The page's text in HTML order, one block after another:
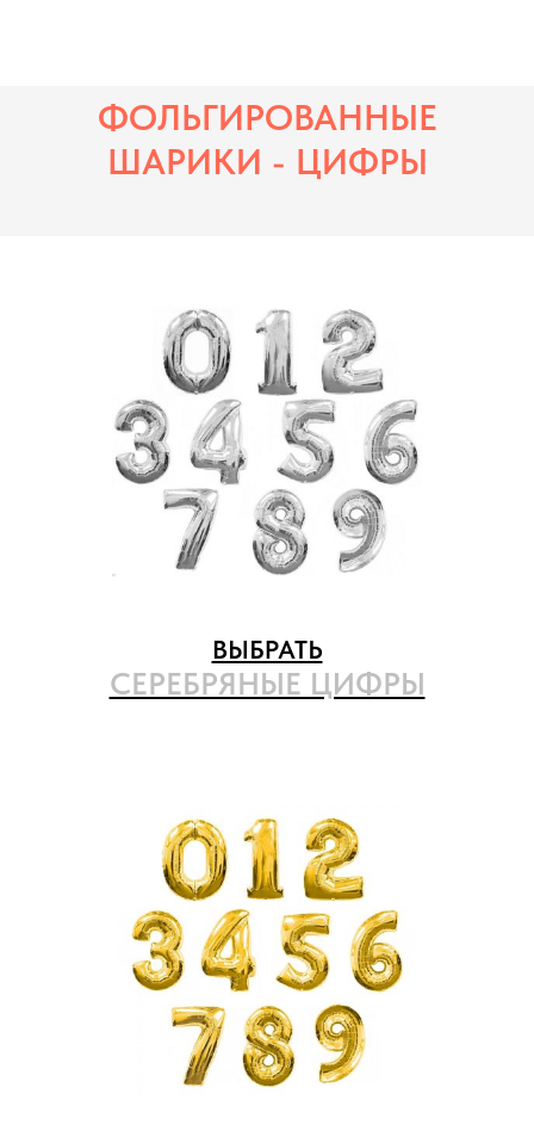
ФОЛЬГИРОВАННЫЕ
ШАРИКИ - ЦИФРЫ
ВЫБРАТЬ
СЕРЕБРЯНЫЕ ЦИФРЫ